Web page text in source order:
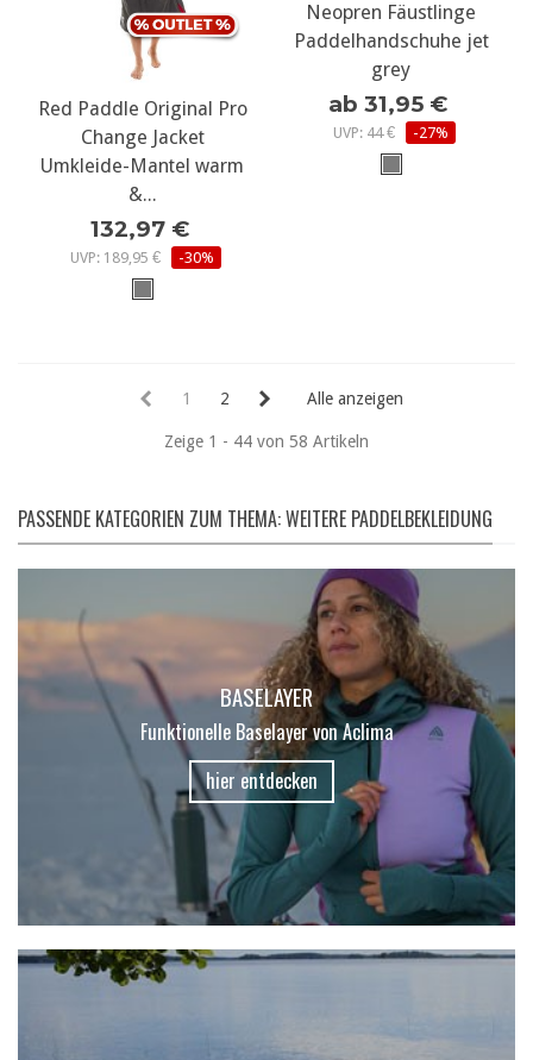
Red Paddle Original Pro
Change Jacket
Umkleide-Mantel warm
&...
132,97 €
UVP: 189,95 € -30%
Neopren Fäustlinge
Paddelhandschuhe jet
grey
ab 31,95 €
UVP: 44 € -27%
1 2 Alle anzeigen
Zeige 1 - 44 von 58 Artikeln
PASSENDE KATEGORIEN ZUM THEMA: WEITERE PADDELBEKLEIDUNG
BASELAYER
Funktionelle Baselayer von Aclima
hier entdecken